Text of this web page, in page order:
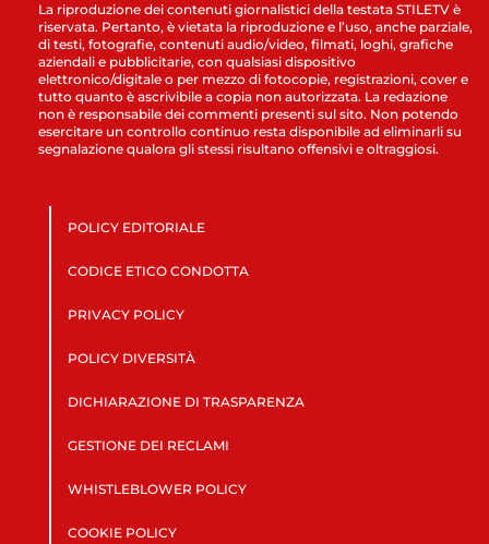
La riproduzione dei contenuti giornalistici della testata STILETV è
riservata. Pertanto, è vietata la riproduzione e l’uso, anche parziale,
di testi, fotografie, contenuti audio/video, filmati, loghi, grafiche
aziendali e pubblicitarie, con qualsiasi dispositivo
elettronico/digitale o per mezzo di fotocopie, registrazioni, cover e
tutto quanto è ascrivibile a copia non autorizzata. La redazione
non è responsabile dei commenti presenti sul sito. Non potendo
esercitare un controllo continuo resta disponibile ad eliminarli su
segnalazione qualora gli stessi risultano offensivi e oltraggiosi.
POLICY EDITORIALE
CODICE ETICO CONDOTTA
PRIVACY POLICY
POLICY DIVERSITÀ
DICHIARAZIONE DI TRASPARENZA
GESTIONE DEI RECLAMI
WHISTLEBLOWER POLICY
COOKIE POLICY